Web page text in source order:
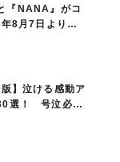
『NANA』がコ
8月7日よりシ
】泣ける感動ア
選！ 号泣必須